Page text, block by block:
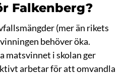
Falkenberg?
(mer än rikets
behöver öka.
matsvinnet i skolan ger
arbetar för att omvandla